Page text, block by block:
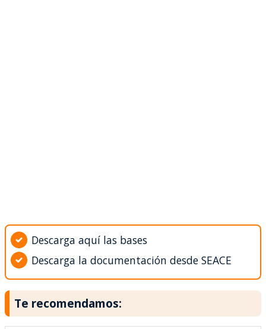
Descarga aquí las bases
Descarga la documentación desde SEACE
Te recomendamos: